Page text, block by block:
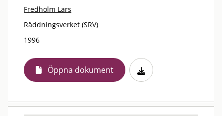
Fredholm Lars
Räddningsverket (SRV)
1996
Öppna dokument